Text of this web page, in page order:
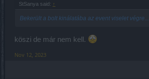
StSanya said: ↑
Bekerült a bolt kinálatába az event viselet végre...
köszi de már nem kell.
Nov 12, 2023